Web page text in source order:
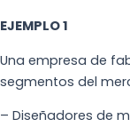
EJEMPLO 1
Una empresa de
segmentos del
– Diseñadores de